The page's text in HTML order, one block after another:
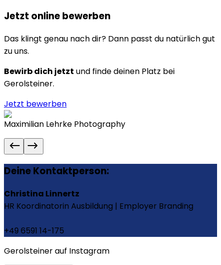
Jetzt online bewerben
Das klingt genau nach dir? Dann passt du natürlich gut
zu uns.
Bewirb dich jetzt und finde deinen Platz bei
Gerolsteiner.
Jetzt bewerben
Maximilian Lehrke Photography
Deine Kontaktperson:
Christina Linnertz
HR Koordinatorin Ausbildung | Employer Branding
+49 6591 14-175
Gerolsteiner auf Instagram